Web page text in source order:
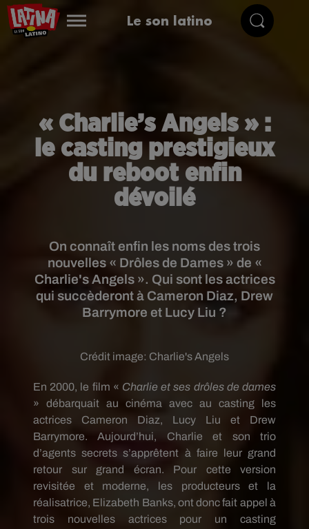
Le son latino
« Charlie’s Angels » :
le casting prestigieux
du reboot enfin
dévoilé
On connaît enfin les noms des trois
nouvelles « Drôles de Dames » de «
Charlie's Angels ». Qui sont les actrices
qui succèderont à Cameron Diaz, Drew
Barrymore et Lucy Liu ?
Crédit image: Charlie's Angels
En 2000, le film « Charlie et ses drôles de dames
»
débarquait au cinéma avec au casting les
actrices Cameron Diaz, Lucy Liu et Drew
Barrymore.
Aujourd’hui, Charlie et son trio
d’agents secrets s’apprêtent à faire leur grand
retour sur
grand écran.
Pour cette version
revisitée et moderne, les producteurs et la
réalisatrice, Elizabeth Banks, ont donc fait appel à
trois nouvelles actrices pour un casting